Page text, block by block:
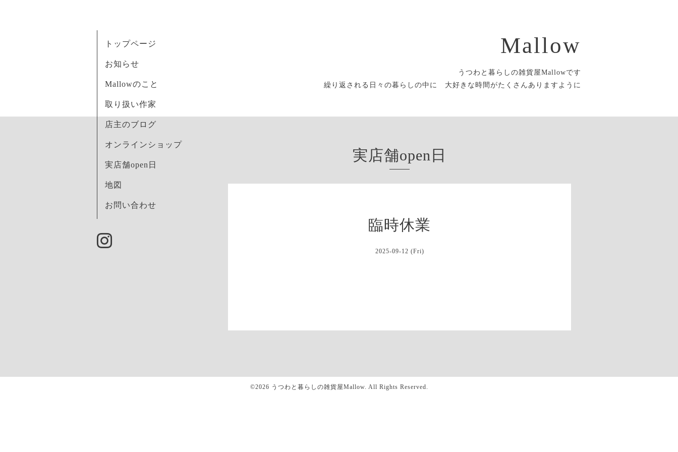
Mallow
うつわと暮らしの雑貨屋Mallowです
繰り返される日々の暮らしの中に 大好きな時間がたくさんありますように
トップページ
お知らせ
Mallowのこと
取り扱い作家
店主のブログ
オンラインショップ
実店舗open日
地図
お問い合わせ
実店舗open日
臨時休業
2025-09-12 (Fri)
©2026 うつわと暮らしの雑貨屋Mallow. All Rights Reserved.